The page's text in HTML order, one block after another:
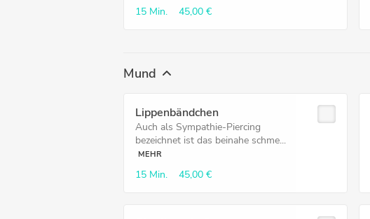
15 Min. 45,00 €
Mund
Lippenbändchen
Auch als Sympathie-Piercing
bezeichnet ist das beinahe schme...
MEHR
15 Min. 45,00 €